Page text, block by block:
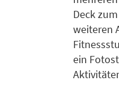
Deck
weiteren
ein